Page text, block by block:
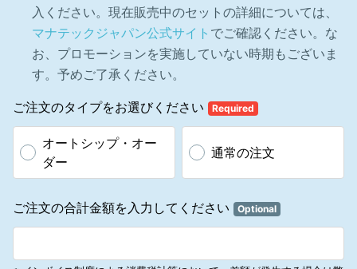
所、他の会社の名称について言及してはなりません。
2.7 第三者機関作成の資料およびその使用
2.7.1 販促資料、一般資料または当社が作成していないその他の資料
は「第三者機関の資料」とみなされます。この定義には印刷物、音
声、映像、または電子的形態のいずれかにおける販促資料およびその
他の資料を含みます。
2.7.2 資料が、当社と同業界における他の企業においても利用可能で
ある場合、「一般的」とみなされます。
2.7.3 アソシエートは特定の疾病、疾病の経過、もしくは疾病の症状
に関連づけた当社製品、当社製品の成分、糖質栄養素食品の特長に関
連付けた第三者の資料、または本規約の2.8、2.25に違反するこのよ
るトレーニング、製品に関連した説明をする場合は当社が作成した資
2.7.4.1 当社商号、当社製品、および製品の具体的な成分、 または報
入ください。現在販売中のセットの詳細については、
マナテックジャパン公式サイト でご確認ください。な
お、プロモーションを実施していない時期もございま
す。予めご了承ください。
ご注文のタイプをお選びください Required
オートシップ・オー
ダー
通常の注文
ご注文の合計金額を入力してください Optional